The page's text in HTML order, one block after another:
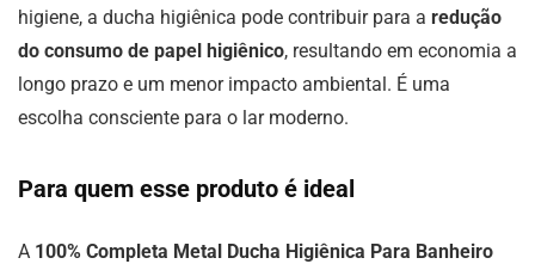
higiene, a ducha higiênica pode contribuir para a redução
do consumo de papel higiênico, resultando em economia a
longo prazo e um menor impacto ambiental. É uma
escolha consciente para o lar moderno.
Para quem esse produto é ideal
A 100% Completa Metal Ducha Higiênica Para Banheiro